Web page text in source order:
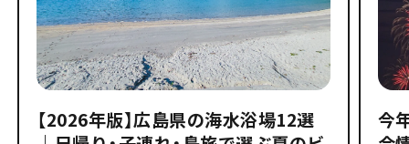
【2026年版】広島県の海水浴場12選
今